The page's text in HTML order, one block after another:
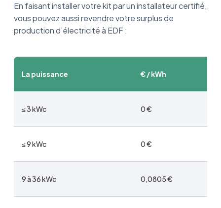
En faisant installer votre kit par un installateur certifié,
vous pouvez aussi revendre votre surplus de
production d’électricité à EDF :
La puissance € / kWh
≤ 3 kWc 0 €
≤ 9 kWc 0 €
9 à 36 kWc 0,0805 €